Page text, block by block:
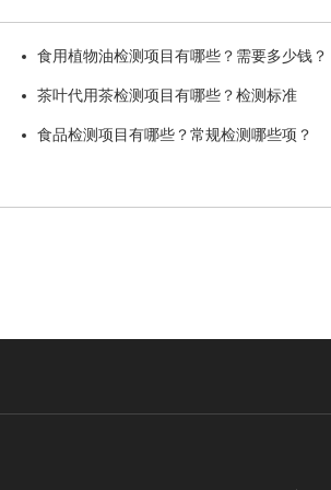
食用植物油检测项目有哪些？需要多少钱？
茶叶代用茶检测项目有哪些？检测标准
食品检测项目有哪些？常规检测哪些项？